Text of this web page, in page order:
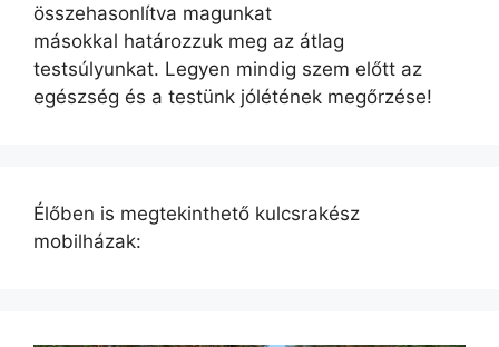
összehasonlítva magunkat
másokkal határozzuk meg az átlag
testsúlyunkat. Legyen mindig szem előtt az
egészség és a testünk jólétének megőrzése!
Élőben is megtekinthető kulcsrakész
mobilházak: